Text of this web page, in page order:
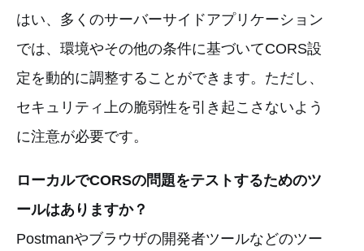
はい、多くのサーバーサイドアプリケーション
では、環境やその他の条件に基づいてCORS設
定を動的に調整することができます。ただし、
セキュリティ上の脆弱性を引き起こさないよう
に注意が必要です。
ローカルでCORSの問題をテストするためのツ
ールはありますか？
Postmanやブラウザの開発者ツールなどのツー